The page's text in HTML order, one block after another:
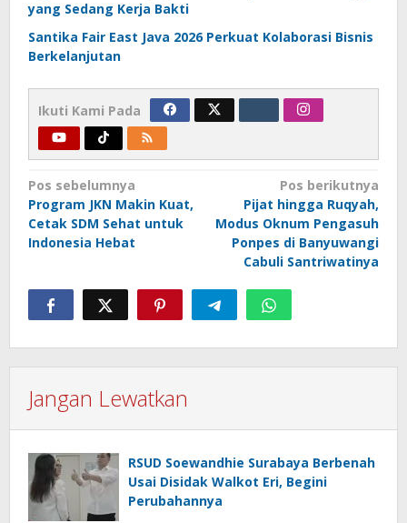
yang Sedang Kerja Bakti
Santika Fair East Java 2026 Perkuat Kolaborasi Bisnis
Berkelanjutan
Ikuti Kami Pada
Navigasi
pos
Pos sebelumnya
Program JKN Makin Kuat,
Cetak SDM Sehat untuk
Indonesia Hebat
Pos berikutnya
Pijat hingga Ruqyah,
Modus Oknum Pengasuh
Ponpes di Banyuwangi
Cabuli Santriwatinya
Jangan Lewatkan
RSUD Soewandhie Surabaya Berbenah
Usai Disidak Walkot Eri, Begini
Perubahannya